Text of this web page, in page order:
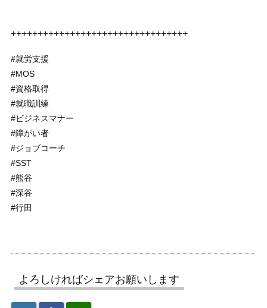
+++++++++++++++++++++++++++++++++
#就労支援
#MOS
#資格取得
#就職訓練
#ビジネスマナー
#障がい者
#ジョブコーチ
#SST
#熊谷
#深谷
#行田
よろしければシェアお願いします